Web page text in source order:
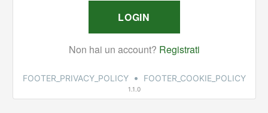
FOOTER_PRIVACY_POLICY • FOOTER_COOKIE_POLICY
1.1.0